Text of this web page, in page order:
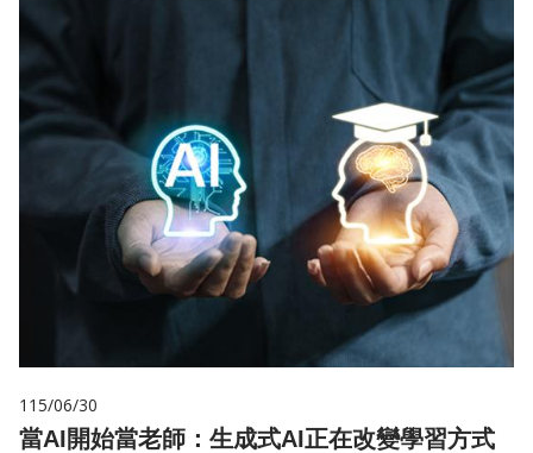
115/06/30
當AI開始當老師：生成式AI正在改變學習方式